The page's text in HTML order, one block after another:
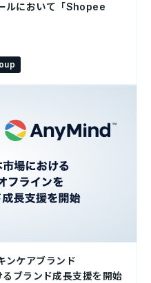
ルにおいて「Shopee
ケアブランド
るブランド成長支援を開始